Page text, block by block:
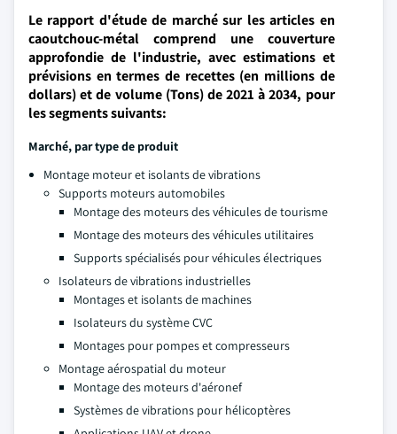
Le rapport d'étude de marché sur les articles en
caoutchouc-métal comprend une couverture
approfondie de l'industrie, avec estimations et
prévisions en termes de recettes (en millions de
dollars) et de volume (Tons) de 2021 à 2034, pour
les segments suivants:
Marché, par type de produit
Montage moteur et isolants de vibrations
Supports moteurs automobiles
Montage des moteurs des véhicules de tourisme
Montage des moteurs des véhicules utilitaires
Supports spécialisés pour véhicules électriques
Isolateurs de vibrations industrielles
Montages et isolants de machines
Isolateurs du système CVC
Montages pour pompes et compresseurs
Montage aérospatial du moteur
Montage des moteurs d'aéronef
Systèmes de vibrations pour hélicoptères